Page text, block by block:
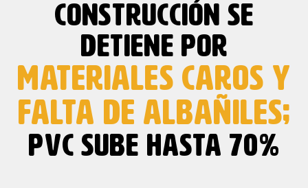
CONSTRUCCIÓN SE
DETIENE POR
MATERIALES CAROS Y
FALTA DE ALBAÑILES;
PVC SUBE HASTA 70%